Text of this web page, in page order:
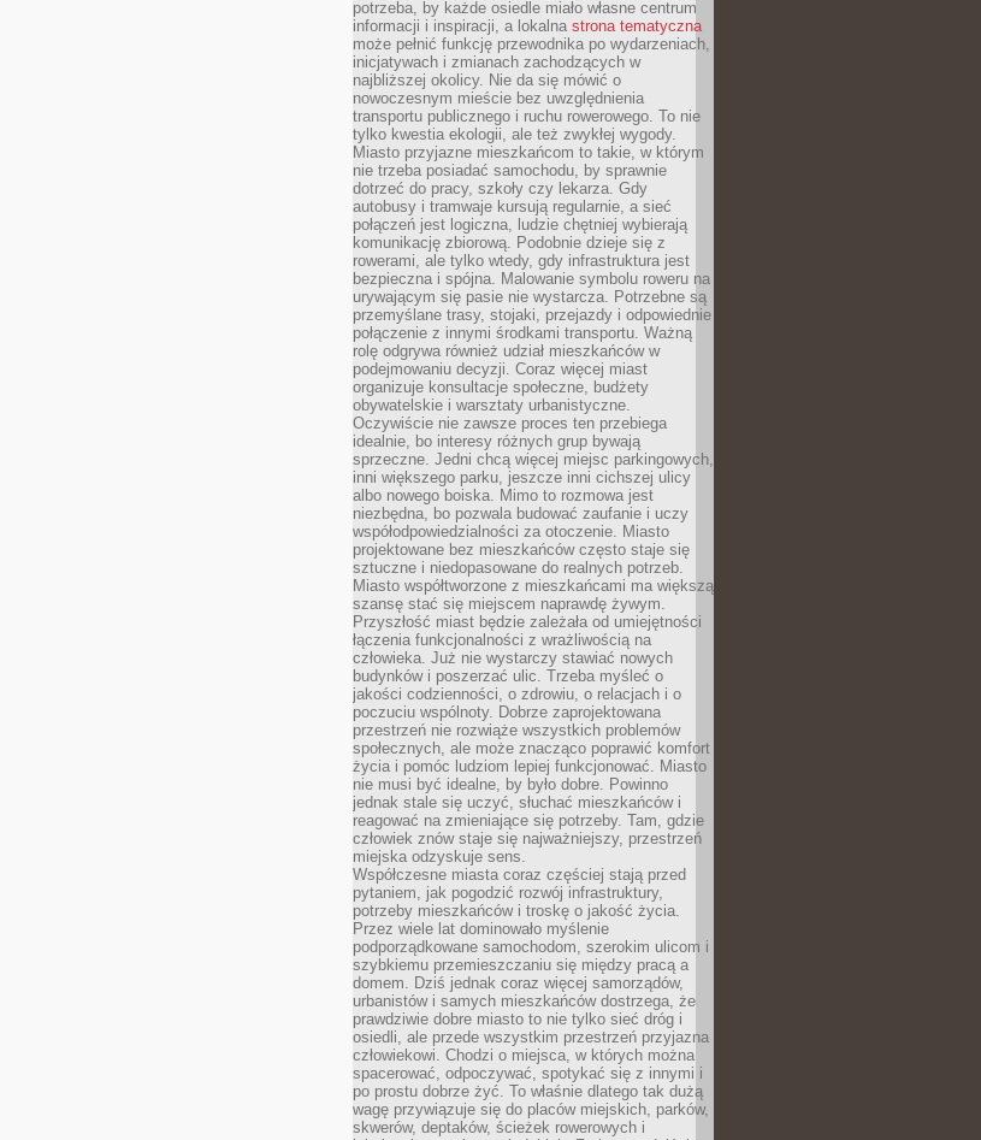
potrzeba, by każde osiedle miało własne centrum
informacji i inspiracji, a lokalna strona tematyczna
może pełnić funkcję przewodnika po wydarzeniach,
inicjatywach i zmianach zachodzących w
najbliższej okolicy. Nie da się mówić o
nowoczesnym mieście bez uwzględnienia
transportu publicznego i ruchu rowerowego. To nie
tylko kwestia ekologii, ale też zwykłej wygody.
Miasto przyjazne mieszkańcom to takie, w którym
nie trzeba posiadać samochodu, by sprawnie
dotrzeć do pracy, szkoły czy lekarza. Gdy
autobusy i tramwaje kursują regularnie, a sieć
połączeń jest logiczna, ludzie chętniej wybierają
komunikację zbiorową. Podobnie dzieje się z
rowerami, ale tylko wtedy, gdy infrastruktura jest
bezpieczna i spójna. Malowanie symbolu roweru na
urywającym się pasie nie wystarcza. Potrzebne są
przemyślane trasy, stojaki, przejazdy i odpowiednie
połączenie z innymi środkami transportu. Ważną
rolę odgrywa również udział mieszkańców w
podejmowaniu decyzji. Coraz więcej miast
organizuje konsultacje społeczne, budżety
obywatelskie i warsztaty urbanistyczne.
Oczywiście nie zawsze proces ten przebiega
idealnie, bo interesy różnych grup bywają
sprzeczne. Jedni chcą więcej miejsc parkingowych,
inni większego parku, jeszcze inni cichszej ulicy
albo nowego boiska. Mimo to rozmowa jest
niezbędna, bo pozwala budować zaufanie i uczy
współodpowiedzialności za otoczenie. Miasto
projektowane bez mieszkańców często staje się
sztuczne i niedopasowane do realnych potrzeb.
Miasto współtworzone z mieszkańcami ma większą
szansę stać się miejscem naprawdę żywym.
Przyszłość miast będzie zależała od umiejętności
łączenia funkcjonalności z wrażliwością na
człowieka. Już nie wystarczy stawiać nowych
budynków i poszerzać ulic. Trzeba myśleć o
jakości codzienności, o zdrowiu, o relacjach i o
poczuciu wspólnoty. Dobrze zaprojektowana
przestrzeń nie rozwiąże wszystkich problemów
społecznych, ale może znacząco poprawić komfort
życia i pomóc ludziom lepiej funkcjonować. Miasto
nie musi być idealne, by było dobre. Powinno
jednak stale się uczyć, słuchać mieszkańców i
reagować na zmieniające się potrzeby. Tam, gdzie
człowiek znów staje się najważniejszy, przestrzeń
miejska odzyskuje sens.
Współczesne miasta coraz częściej stają przed
pytaniem, jak pogodzić rozwój infrastruktury,
potrzeby mieszkańców i troskę o jakość życia.
Przez wiele lat dominowało myślenie
podporządkowane samochodom, szerokim ulicom i
szybkiemu przemieszczaniu się między pracą a
domem. Dziś jednak coraz więcej samorządów,
urbanistów i samych mieszkańców dostrzega, że
prawdziwie dobre miasto to nie tylko sieć dróg i
osiedli, ale przede wszystkim przestrzeń przyjazna
człowiekowi. Chodzi o miejsca, w których można
spacerować, odpoczywać, spotykać się z innymi i
po prostu dobrze żyć. To właśnie dlatego tak dużą
wagę przywiązuje się do placów miejskich, parków,
skwerów, deptaków, ścieżek rowerowych i